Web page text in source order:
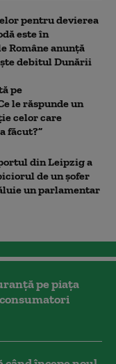
pentru devierea
este în
Române anunță
debitul Dunării
pe
le răspunde un
celor care
făcut?”
din Leipzig a
de un şofer
un parlamentar
pe piața